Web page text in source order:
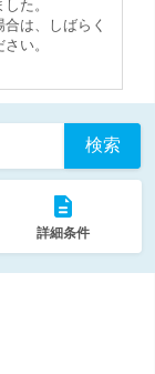
た。
は、しばらく
い。
検索
詳細条件